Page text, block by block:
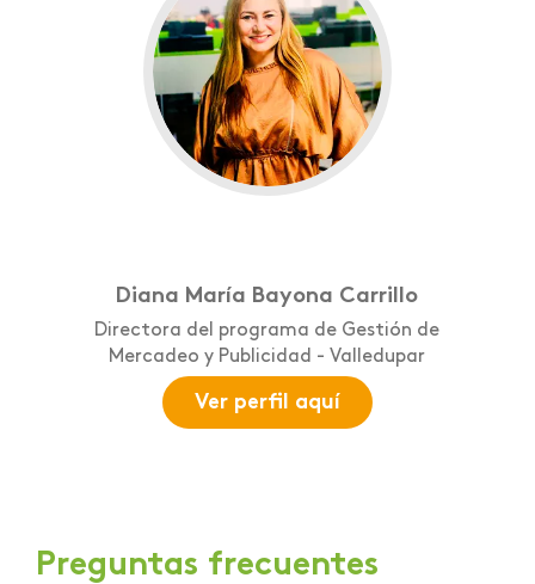
Diana María Bayona Carrillo
Directora del programa de Gestión de
Mercadeo y Publicidad - Valledupar
Ver perfil aquí
Preguntas frecuentes